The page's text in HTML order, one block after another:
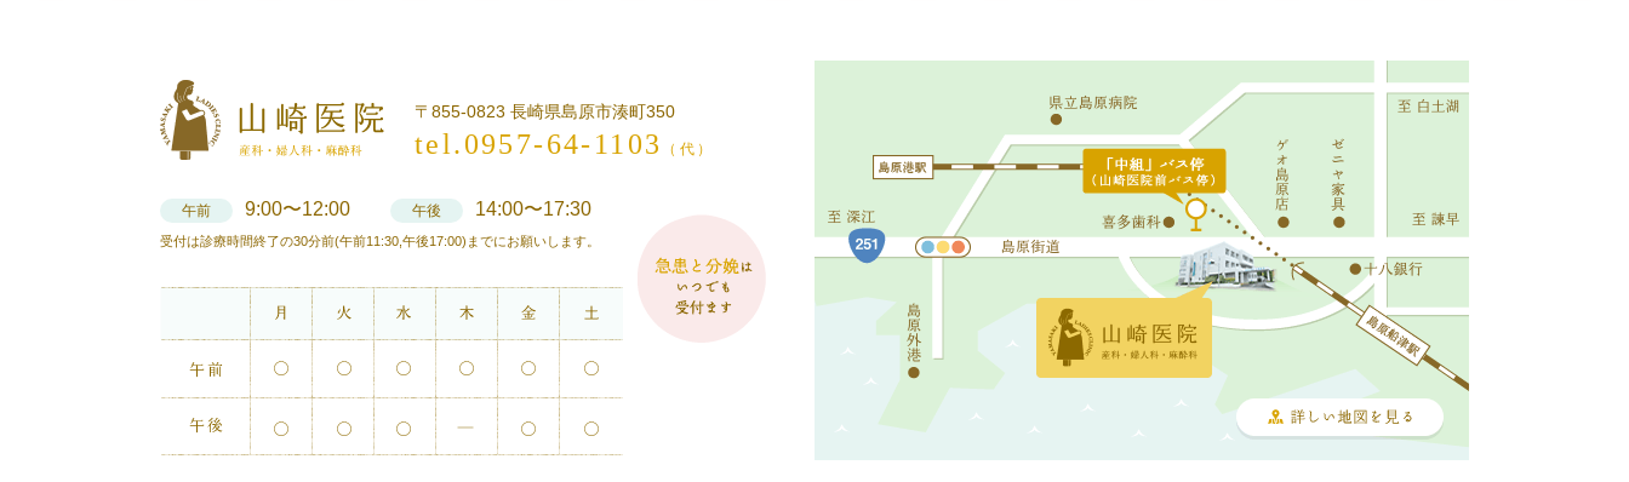
〒855-0823 長崎県島原市湊町350
tel.0957-64-1103 （代）
午前 9:00〜12:00 午後 14:00〜17:30
受付は診療時間終了の30分前(午前11:30,午後17:00)までにお願いします。